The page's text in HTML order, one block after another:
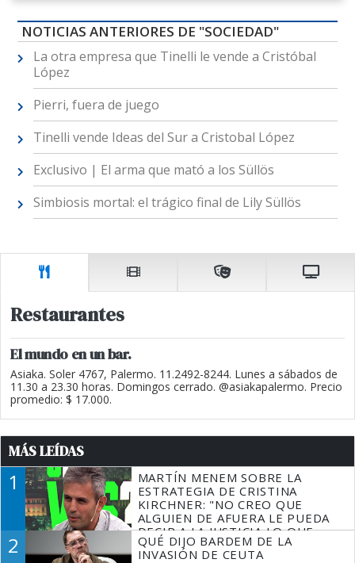
NOTICIAS ANTERIORES DE "SOCIEDAD"
La otra empresa que Tinelli le vende a Cristóbal
López
Pierri, fuera de juego
Tinelli vende Ideas del Sur a Cristobal López
Exclusivo | El arma que mató a los Süllös
Simbiosis mortal: el trágico final de Lily Süllös
Restaurantes
El mundo en un bar.
Asiaka. Soler 4767, Palermo. 11.2492-8244. Lunes a sábados de
11.30 a 23.30 horas. Domingos cerrado. @asiakapalermo. Precio
promedio: $ 17.000.
MÁS LEÍDAS
1
MARTÍN MENEM SOBRE LA
ESTRATEGIA DE CRISTINA
KIRCHNER: "NO CREO QUE
ALGUIEN DE AFUERA LE PUEDA
DECIR A LA JUSTICIA LO QUE
TIENE QUE HACER"
2
QUÉ DIJO BARDEM DE LA
INVASIÓN DE CEUTA